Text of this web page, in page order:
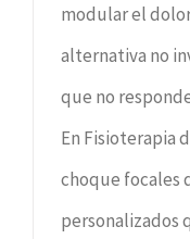
modular el
alternativa no
que no
En Fisioterapia
choque focales
personalizados